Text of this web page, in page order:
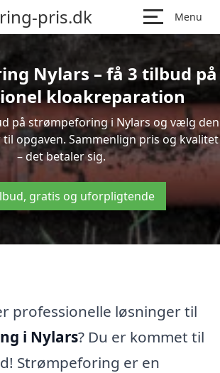
pris.dk Menu
Nylars – få 3 tilbud på
kloakreparation
på strømpeforing i Nylars og vælg den
opgaven. Sammenlign pris og kvalitet
– det betaler sig.
gratis og uforpligtende
professionelle løsninger til
i Nylars? Du er kommet til
Strømpeforing er en